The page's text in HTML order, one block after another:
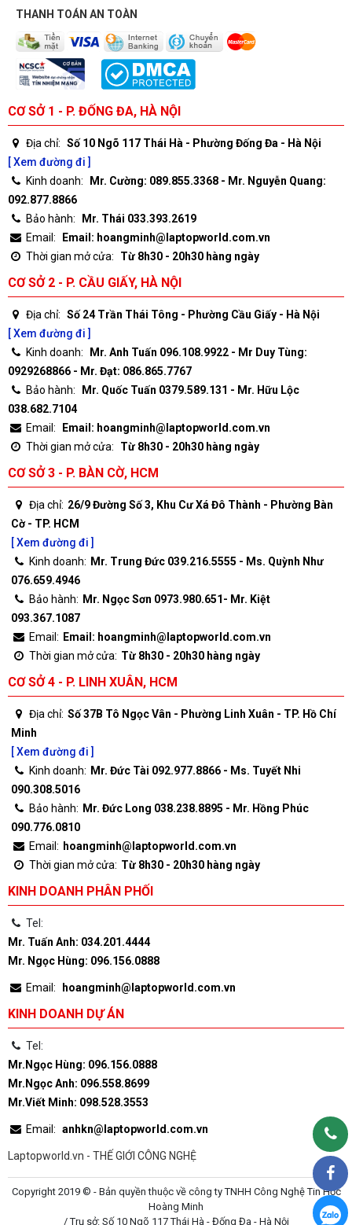
THANH TOÁN AN TOÀN
CƠ SỞ 1 - P. ĐỐNG ĐA, HÀ NỘI
Địa chỉ: Số 10 Ngõ 117 Thái Hà - Phường Đống Đa - Hà Nội
[ Xem đường đi ]
Kinh doanh:
Mr. Cường: 089.855.3368 - Mr. Nguyễn Quang:
092.877.8866
Bảo hành:
Mr. Thái 033.393.2619
Email:
Email: hoangminh@laptopworld.com.vn
Thời gian mở cửa:
Từ 8h30 - 20h30 hàng ngày
CƠ SỞ 2 - P. CẦU GIẤY, HÀ NỘI
Địa chỉ: Số 24 Trần Thái Tông - Phường Cầu Giấy - Hà Nội
[ Xem đường đi ]
Kinh doanh:
Mr. Anh Tuấn 096.108.9922 - Mr Duy Tùng:
0929268866 - Mr. Đạt: 086.865.7767
Bảo hành:
Mr. Quốc Tuấn 0379.589.131 - Mr. Hữu Lộc
038.682.7104
Email:
Email: hoangminh@laptopworld.com.vn
Thời gian mở cửa:
Từ 8h30 - 20h30 hàng ngày
CƠ SỞ 3 - P. BÀN CỜ, HCM
Địa chỉ: 26/9 Đường Số 3, Khu Cư Xá Đô Thành - Phường Bàn
Cờ - TP. HCM
[ Xem đường đi ]
Kinh doanh: Mr. Trung Đức 039.216.5555 - Ms. Quỳnh Như
076.659.4946
Bảo hành: Mr. Ngọc Sơn 0973.980.651- Mr. Kiệt
093.367.1087
Email: Email: hoangminh@laptopworld.com.vn
Thời gian mở cửa: Từ 8h30 - 20h30 hàng ngày
CƠ SỞ 4 - P. LINH XUÂN, HCM
Địa chỉ: Số 37B Tô Ngọc Vân - Phường Linh Xuân - TP. Hồ Chí
Minh
[ Xem đường đi ]
Kinh doanh: Mr. Đức Tài 092.977.8866 - Ms. Tuyết Nhi
090.308.5016
Bảo hành: Mr. Đức Long 038.238.8895 - Mr. Hồng Phúc
090.776.0810
Email: hoangminh@laptopworld.com.vn
Thời gian mở cửa: Từ 8h30 - 20h30 hàng ngày
KINH DOANH PHÂN PHỐI
Tel:
Mr. Tuấn Anh: 034.201.4444
Mr. Ngọc Hùng: 096.156.0888
Email: hoangminh@laptopworld.com.vn
KINH DOANH DỰ ÁN
Tel:
Mr.Ngọc Hùng: 096.156.0888
Mr.Ngọc Anh: 096.558.8699
Mr.Viết Minh: 098.528.3553
Email: anhkn@laptopworld.com.vn
Laptopworld.vn - THẾ GIỚI CÔNG NGHỆ
Copyright 2019 © - Bản quyền thuộc về công ty TNHH Công Nghệ Tin Học
Hoàng Minh
/ Trụ sở: Số 10 Ngõ 117 Thái Hà - Đống Đa - Hà Nội